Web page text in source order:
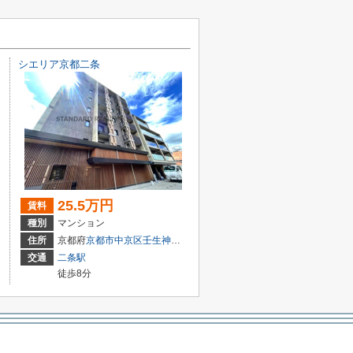
シエリア京都二条
賃料 25.5万円
種別
マンション
住所
京都府京都市中京区壬生神明町
交通
二条駅
徒歩8分